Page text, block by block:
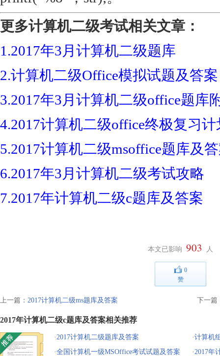
更多计算机二级考试相关文章：
1.2017年3月计算机二级题库
2.计算机二级Office模拟试题及答案
3.2017年3月计算机二级office题库
4.2017计算机二级office终极复习计
5.2017计算机二级msoffice题库及
6.2017年3月计算机二级考试攻略
7.2017年计算机二级c题库及答案
本文已影响 903 人
0
赞
上一篇： 2017计算机二级ms题库及答案 下一篇
2017年计算机二级c题库及答案相关推荐
·2017计算机二级题库及答案 ·计算机
·全国计算机一级MSOffice考试试题及答案 ·2017年